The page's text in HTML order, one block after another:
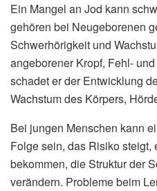
Ein Mangel an Jod kann
gehören bei Neugeborenen
Schwerhörigkeit und
angeborener Kropf, Fehl-
schadet er der Entwicklung
Wachstum des Körpers,
Bei jungen Menschen kann
Folge sein, das Risiko steigt,
bekommen, die Struktur der
verändern. Probleme beim